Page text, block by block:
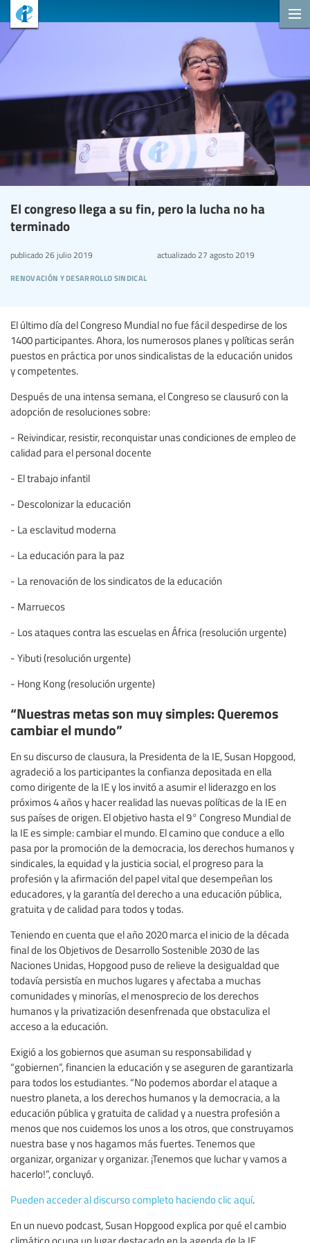
El congreso llega a su fin, pero la lucha no ha
terminado
renovación y desarrollo sindical
publicado 26 julio 2019 actualizado27 agosto 2019
El último día del Congreso Mundial no fue fácil despedirse de los
1400 participantes. Ahora, los numerosos planes y políticas serán
puestos en práctica por unos sindicalistas de la educación unidos
y competentes.
Después de una intensa semana, el Congreso se clausuró con la
adopción de resoluciones sobre:
- Reivindicar, resistir, reconquistar unas condiciones de empleo de
calidad para el personal docente
- El trabajo infantil
- Descolonizar la educación
- La esclavitud moderna
- La educación para la paz
- La renovación de los sindicatos de la educación
- Marruecos
- Los ataques contra las escuelas en África (resolución urgente)
- Yibuti (resolución urgente)
- Hong Kong (resolución urgente)
“Nuestras metas son muy simples: Queremos
cambiar el mundo”
En su discurso de clausura, la Presidenta de la IE, Susan Hopgood,
agradeció a los participantes la confianza depositada en ella
como dirigente de la IE y los invitó a asumir el liderazgo en los
próximos 4 años y hacer realidad las nuevas políticas de la IE en
sus países de origen. El objetivo hasta el 9° Congreso Mundial de
la IE es simple: cambiar el mundo. El camino que conduce a ello
pasa por la promoción de la democracia, los derechos humanos y
sindicales, la equidad y la justicia social, el progreso para la
profesión y la afirmación del papel vital que desempeñan los
educadores, y la garantía del derecho a una educación pública,
gratuita y de calidad para todos y todas.
Teniendo en cuenta que el año 2020 marca el inicio de la década
final de los Objetivos de Desarrollo Sostenible 2030 de las
Naciones Unidas, Hopgood puso de relieve la desigualdad que
todavía persistía en muchos lugares y afectaba a muchas
comunidades y minorías, el menosprecio de los derechos
humanos y la privatización desenfrenada que obstaculiza el
acceso a la educación.
Exigió a los gobiernos que asuman su responsabilidad y
“gobiernen”, financien la educación y se aseguren de garantizarla
para todos los estudiantes. “No podemos abordar el ataque a
nuestro planeta, a los derechos humanos y la democracia, a la
educación pública y gratuita de calidad y a nuestra profesión a
menos que nos cuidemos los unos a los otros, que construyamos
nuestra base y nos hagamos más fuertes. Tenemos que
organizar, organizar y organizar. ¡Tenemos que luchar y vamos a
hacerlo!”, concluyó.
Pueden acceder al discurso completo haciendo clic aquí.
En un nuevo podcast, Susan Hopgood explica por qué el cambio